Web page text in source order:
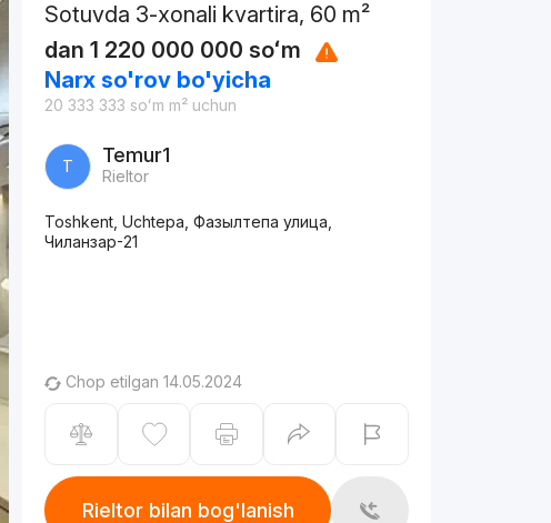
Sotuvda 3-xonali kvartira, 60 m²
dan 1 220 000 000 soʻm
Narx so'rov bo'yicha
20 333 333 soʻm m² uchun
T Temur1
Rieltor
Toshkent, Uchtepa, Фазылтепа улица,
Чиланзар-21
Chop etilgan 14.05.2024
Rieltor bilan bog'lanish